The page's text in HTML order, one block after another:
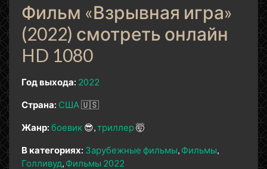
Фильм «Взрывная игра»
(2022) смотреть онлайн
HD 1080
Год выхода: 2022
Страна: США🇺🇸
Жанр: боевик 😎 триллер🤯
В категориях: Зарубежные фильмы Фильмы
Голливуд Фильмы 2022